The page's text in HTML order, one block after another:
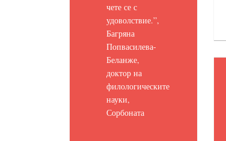
чете се с
удоволствие.”,
Багряна
Попвасилева-
Беланже,
доктор на
филологическите
науки,
Сорбоната